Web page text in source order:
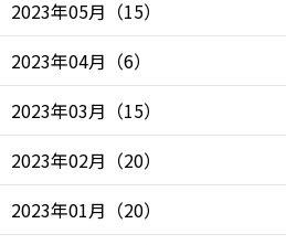
2023年05月 （15）
2023年04月 （6）
2023年03月 （15）
2023年02月 （20）
2023年01月 （20）